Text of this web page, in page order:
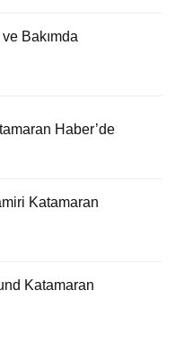
Bakımda
Haber’de
Katamaran
Katamaran